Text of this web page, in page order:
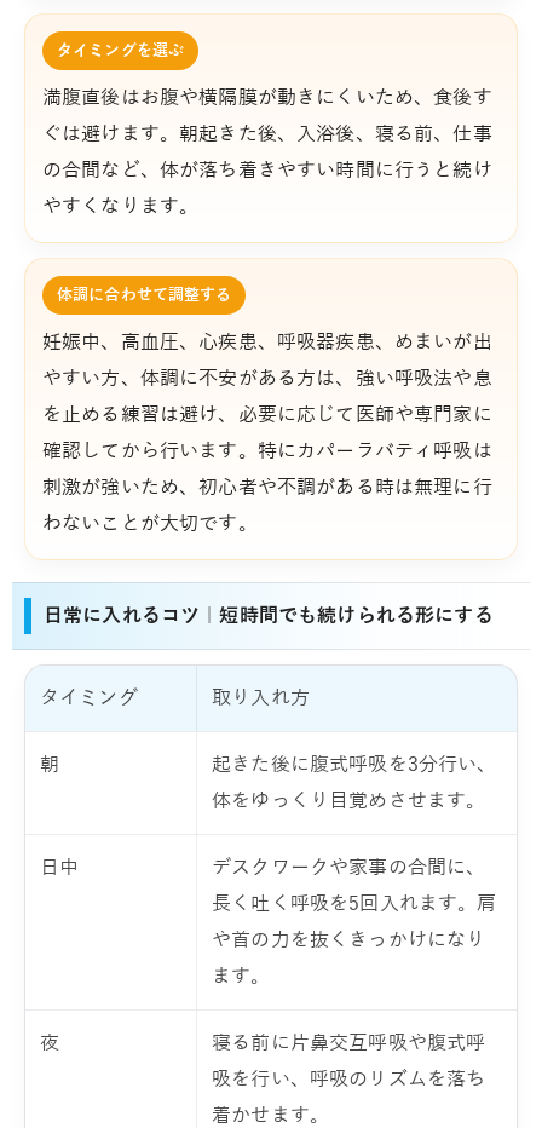
タイミングを選ぶ
満腹直後はお腹や横隔膜が動きにくいため、食後す
ぐは避けます。朝起きた後、入浴後、寝る前、仕事
の合間など、体が落ち着きやすい時間に行うと続け
やすくなります。
体調に合わせて調整する
妊娠中、高血圧、心疾患、呼吸器疾患、めまいが出
やすい方、体調に不安がある方は、強い呼吸法や息
を止める練習は避け、必要に応じて医師や専門家に
確認してから行います。特にカパーラバティ呼吸は
刺激が強いため、初心者や不調がある時は無理に行
わないことが大切です。
日常に入れるコツ｜短時間でも続けられる形にする
タイミング 取り入れ方
朝
起きた後に腹式呼吸を3分行い、
体をゆっくり目覚めさせます。
日中
デスクワークや家事の合間に、
長く吐く呼吸を5回入れます。肩
や首の力を抜くきっかけになり
ます。
夜
寝る前に片鼻交互呼吸や腹式呼
吸を行い、呼吸のリズムを落ち
着かせます。